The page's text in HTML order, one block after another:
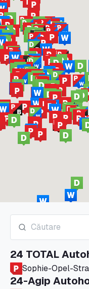
24 TOTAL
Sophie-Opel-
24-Agip